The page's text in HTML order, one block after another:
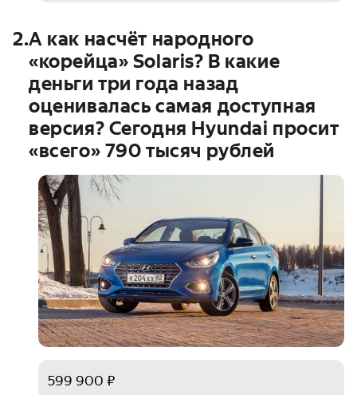
2.А как насчёт народного
«корейца» Solaris? В какие
деньги три года назад
оценивалась самая доступная
версия? Сегодня Hyundai просит
«всего» 790 тысяч рублей
599 900 ₽